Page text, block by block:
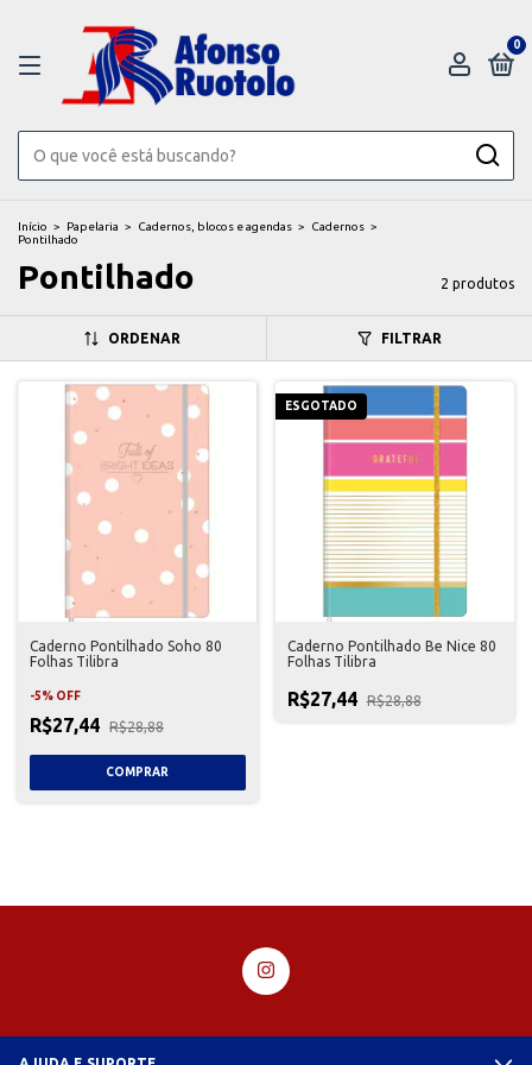
0
Início > Papelaria > Cadernos, blocos e agendas > Cadernos >
Pontilhado
Pontilhado 2 produtos
ORDENAR FILTRAR
Caderno Pontilhado Soho 80
Folhas Tilibra
-5% OFF
R$27,44 R$28,88
ESGOTADO
Caderno Pontilhado Be Nice 80
Folhas Tilibra
R$27,44 R$28,88